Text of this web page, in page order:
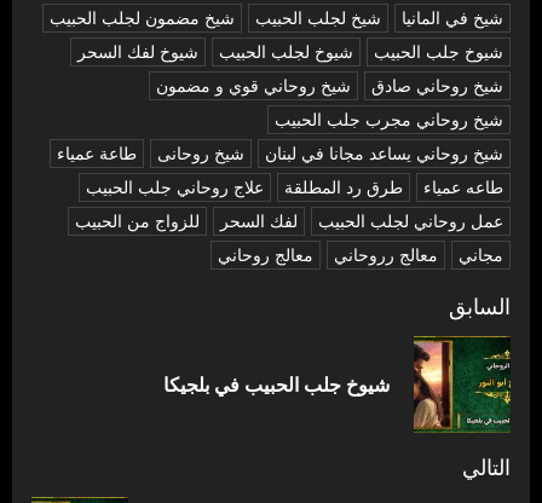
شيخ في المانيا شيخ لجلب الحبيب
شيخ مضمون لجلب الحبيب
شيوخ جلب الحبيب
شيوخ لجلب الحبيب
شيوخ لفك السحر
شیخ روحاني صادق
شیخ روحاني قوي و مضمون
شیخ روحاني مجرب جلب الحبيب
شیخ روحاني يساعد مجانا في لبنان
شیخ روحانی
طاعة عمياء
طاعه عمياء
طرق رد المطلقة
علاج روحاني جلب الحبيب
عمل روحاني لجلب الحبيب
لفك السحر
للزواج من الحبيب
مجاني
معالج رروحاني معالج روحاني
تصفّح
المقالات
السابق
شيوخ جلب الحبيب في بلجيكا
التالي